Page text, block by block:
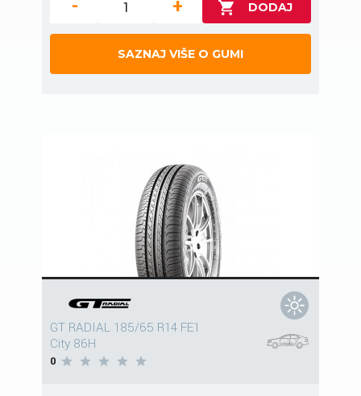
- +
SAZNAJ VIŠE O GUMI
GT RADIAL 185/65 R14 FE1
City 86H
0